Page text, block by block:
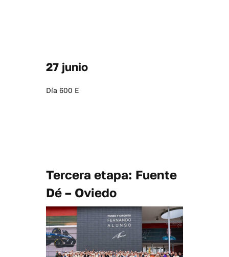
27 junio
Día 600 E
Tercera etapa: Fuente
Dé – Oviedo